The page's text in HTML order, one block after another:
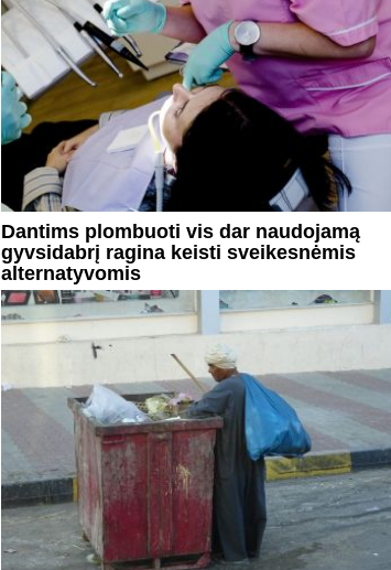
Dantims plombuoti vis dar naudojamą
gyvsidabrį ragina keisti sveikesnėmis
alternatyvomis